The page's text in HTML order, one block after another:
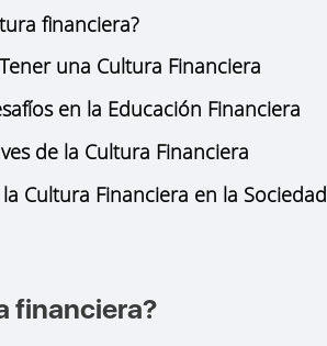
financiera?
una Cultura Financiera
en la Educación Financiera
de la Cultura Financiera
Cultura Financiera en la Sociedad
financiera?